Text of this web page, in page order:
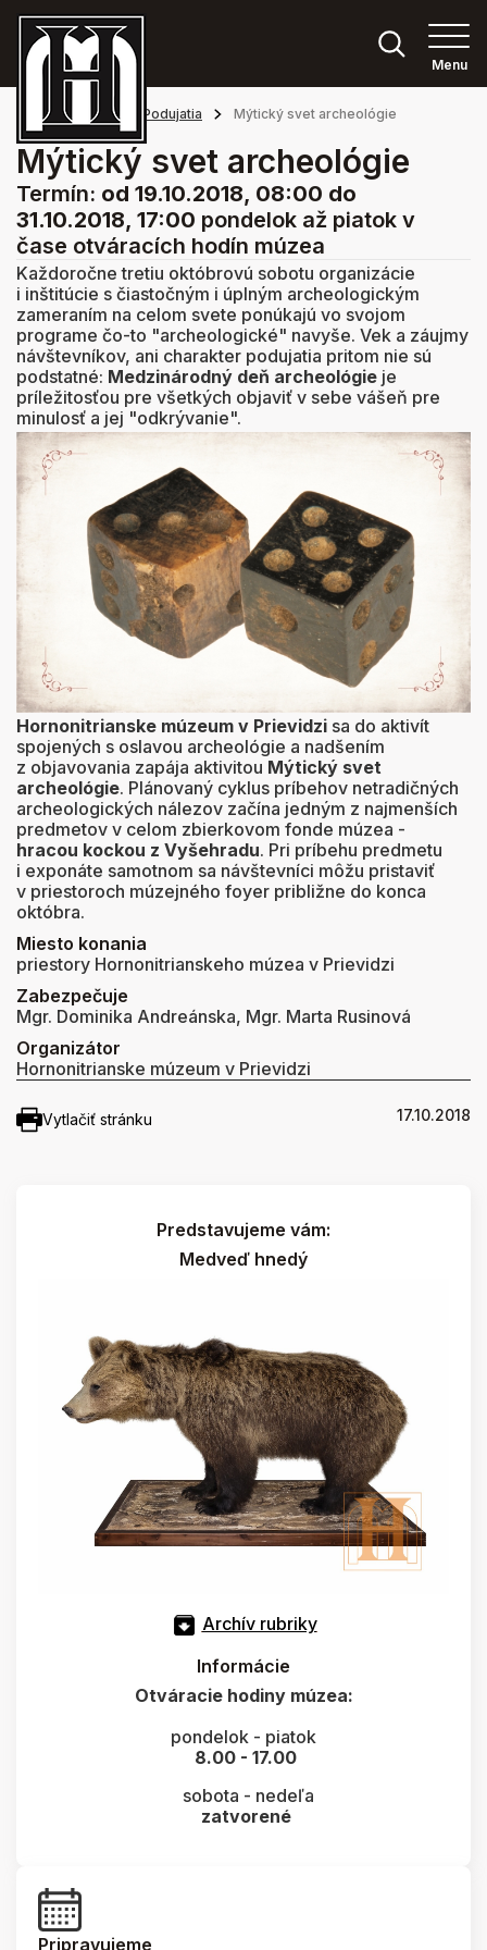
Menu
Hlavná stránka Podujatia Mýtický svet archeológie
Mýtický svet archeológie
Termín: od 19.10.2018, 08:00 do
31.10.2018, 17:00 pondelok až piatok v
čase otváracích hodín múzea
Každoročne tretiu októbrovú sobotu organizácie
i inštitúcie s čiastočným i úplným archeologickým
zameraním na celom svete ponúkajú vo svojom
programe čo-to "archeologické" navyše. Vek a záujmy
návštevníkov, ani charakter podujatia pritom nie sú
podstatné: Medzinárodný deň archeológie je
príležitosťou pre všetkých objaviť v sebe vášeň pre
minulosť a jej "odkrývanie".
Hornonitrianske múzeum v Prievidzi sa do aktivít
spojených s oslavou archeológie a nadšením
z objavovania zapája aktivitou Mýtický svet
archeológie. Plánovaný cyklus príbehov netradičných
archeologických nálezov začína jedným z najmenších
predmetov v celom zbierkovom fonde múzea -
hracou kockou z Vyšehradu. Pri príbehu predmetu
i exponáte samotnom sa návštevníci môžu pristaviť
v priestoroch múzejného foyer približne do konca
októbra.
Miesto konania
priestory Hornonitrianskeho múzea v Prievidzi
Zabezpečuje
Mgr. Dominika Andreánska, Mgr. Marta Rusinová
Organizátor
Hornonitrianske múzeum v Prievidzi
Vytlačiť stránku 17.10.2018
Predstavujeme vám:
Medveď hnedý
Archív rubriky
Informácie
Otváracie hodiny múzea:
pondelok - piatok
8.00 - 17.00
sobota - nedeľa
zatvorené
Pripravujeme